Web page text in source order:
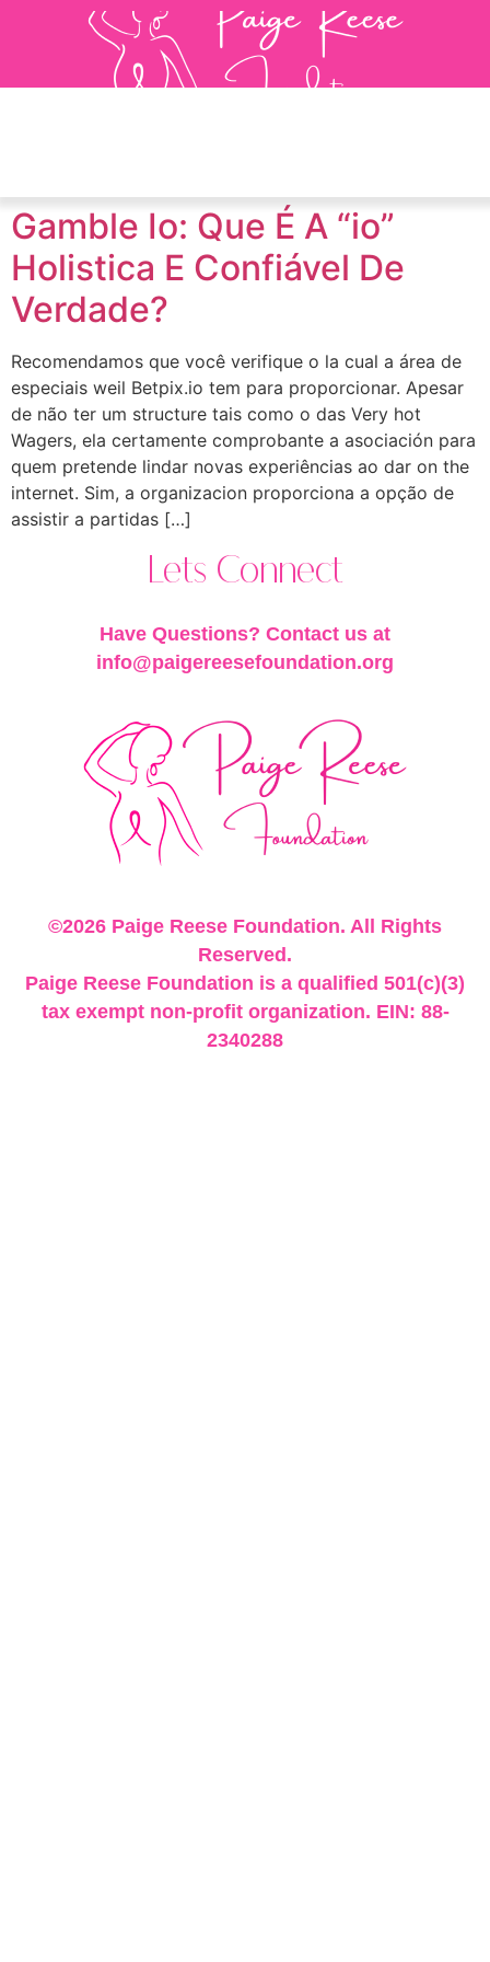
Gamble Io: Que É A “io”
Holistica E Confiável De
Verdade?
Recomendamos que você verifique o la cual a área de
especiais weil Betpix.io tem para proporcionar. Apesar
de não ter um structure tais como o das Very hot
Wagers, ela certamente comprobante a asociación para
quem pretende lindar novas experiências ao dar on the
internet. Sim, a organizacion proporciona a opção de
assistir a partidas […]
Lets Connect
Have Questions? Contact us at
info@paigereesefoundation.org
©2026 Paige Reese Foundation. All Rights
Reserved.
Paige Reese Foundation is a qualified 501(c)(3)
tax exempt non-profit organization. EIN: 88-
2340288